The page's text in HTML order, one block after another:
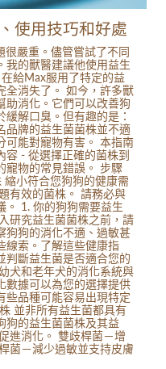
使用技巧和好處
嚴重。儘管嘗試了不同
我的獸醫建議他使用益生
給Max服用了特定的益
全消失了。 如今，許多獸
助消化。它們可以改善狗
解口臭。但有趣的是：
品牌的益生菌菌株並不適
可能對寵物有害。 本指南
容 - 從選擇正確的菌株到
寵物的常見錯誤。 步驟
小符合您狗狗的健康需
有效的菌株。 請務必與
。 1. 你的狗狗需要益生
研究益生菌菌株之前，請
狗狗的消化不適、過敏甚
線索。了解這些健康指
判斷益生菌是否適合您的
犬和老年犬的消化系統與
數據可以為您的選擇提供
些品種可能容易出現特定
並非所有益生菌都具有
狗的益生菌菌株及其益
進消化。 雙歧桿菌－增
菌－減少過敏並支持皮膚